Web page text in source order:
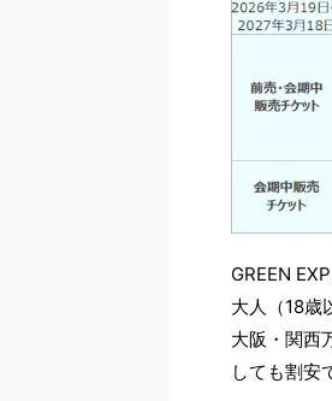
GREEN
大人（18歳
大阪・関西
しても割安